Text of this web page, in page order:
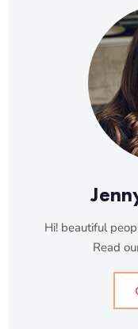
Hi! beautiful
Read